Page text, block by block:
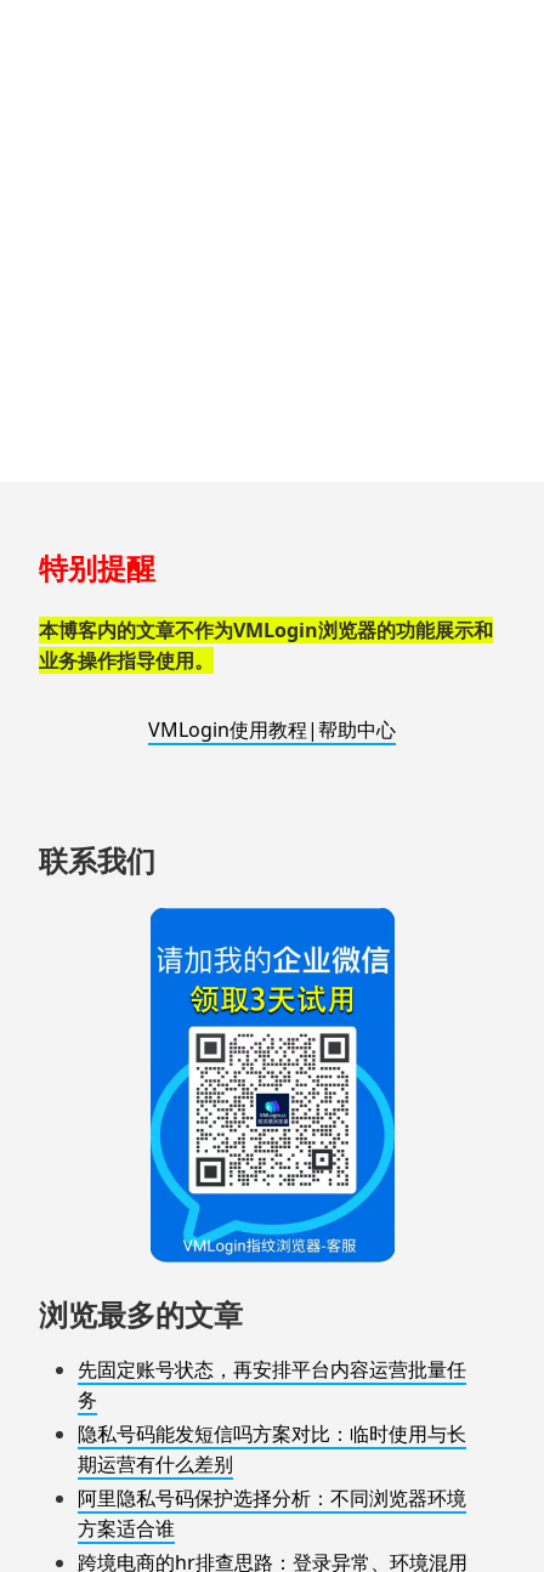
至
脚
特别提醒
本博客内的文章不作为VMLogin浏览器的功能展示和
业务操作指导使用。
VMLogin使用教程|帮助中心
联系我们
浏览最多的文章
先固定账号状态，再安排平台内容运营批量任
务
隐私号码能发短信吗方案对比：临时使用与长
期运营有什么差别
阿里隐私号码保护选择分析：不同浏览器环境
方案适合谁
跨境电商的hr排查思路：登录异常、环境混用